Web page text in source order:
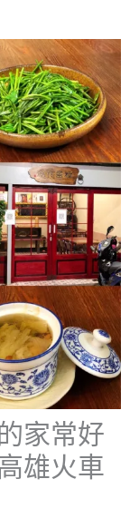
家常好
雄火車